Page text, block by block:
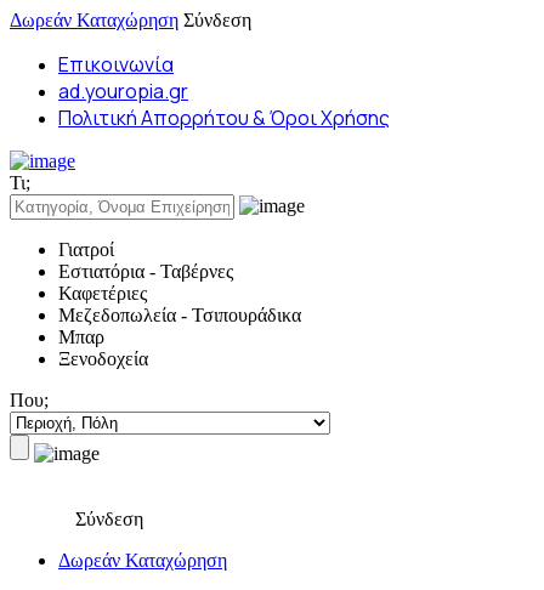
Δωρεάν Καταχώρηση Σύνδεση
Επικοινωνία
ad.youropia.gr
Πολιτική Απορρήτου & Όροι Χρήσης
Τι;
Γιατροί
Εστιατόρια - Ταβέρνες
Καφετέριες
Μεζεδοπωλεία - Τσιπουράδικα
Μπαρ
Ξενοδοχεία
Που;
Σύνδεση
Δωρεάν Καταχώρηση